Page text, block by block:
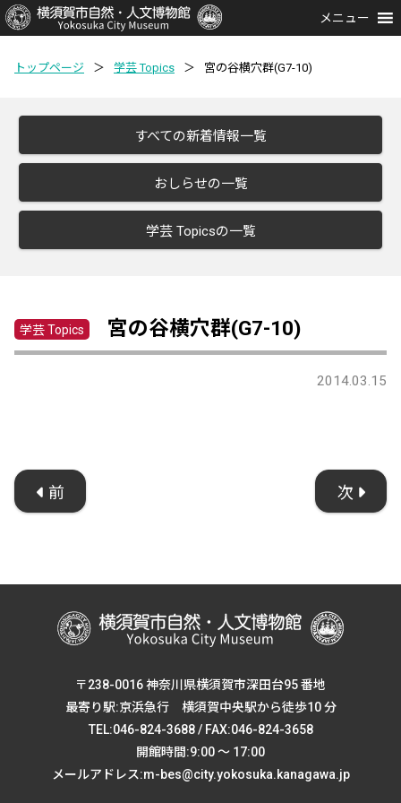
メニュー
トップページ ＞ 学芸 Topics ＞ 宮の谷横穴群(G7-10)
すべての新着情報一覧
おしらせの一覧
学芸 Topicsの一覧
学芸 Topics 宮の谷横穴群(G7-10)
2014.03.15
前 次
〒238-0016 神奈川県横須賀市深田台95 番地
最寄り駅:京浜急行 横須賀中央駅から徒歩10 分
TEL:046-824-3688 / FAX:046-824-3658
開館時間:9:00 ～ 17:00
メールアドレス:m-bes@city.yokosuka.kanagawa.jp